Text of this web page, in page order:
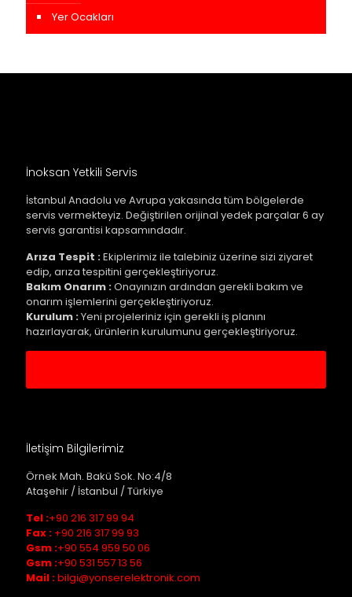
Yer Ocakları
İnoksan Yetkili Servis
İstanbul Anadolu ve Avrupa yakasında tüm bölgelerde
servis vermekteyiz. Değiştirilen orijinal yedek parçalar 6 ay
servis garantisi kapsamındadır.
Arıza Tespit :Ekiplerimiz ile talebiniz üzerine sizi ziyaret
edip, arıza tespitini gerçekleştiriyoruz.
Bakım Onarım :Onayınızın ardından gerekli bakım ve
onarım işlemlerini gerçekleştiriyoruz.
Kurulum :Yeni projeleriniz için gerekli iş planını
hazırlayarak, ürünlerin kurulumunu gerçekleştiriyoruz.
İletişim Bilgilerimiz
Örnek Mah. Bakü Sok. No:4/8
Ataşehir / İstanbul / Türkiye
Tel :+90 216 317 99 94
Fax : +90 216 317 99 93
Gsm :+90 554 959 50 06
Gsm :+90 531 557 13 56
Mail :bilgi@yonserelektronik.com